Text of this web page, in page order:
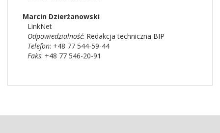
Marcin Dzierżanowski
LinkNet
Odpowiedzialność: Redakcja techniczna BIP
Telefon: +48 77 544-59-44
Faks: +48 77 546-20-91